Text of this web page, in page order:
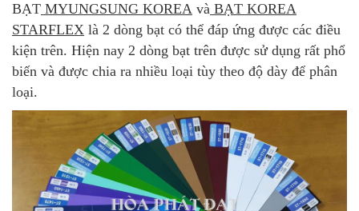
BẠT MYUNGSUNG KOREA và BẠT KOREA
STARFLEX là 2 dòng bạt có thể đáp ứng được các điều
kiện trên. Hiện nay 2 dòng bạt trên được sử dụng rất phổ
biến và được chia ra nhiều loại tùy theo độ dày để phân
loại.